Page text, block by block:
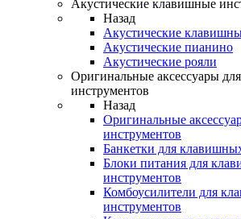
Акустические клавишные
Назад
Акустические
Акустические пианино
Акустические рояли
Оригинальные аксессуары
инструментов
Назад
Оригинальные
инструментов
Банкетки для
Блоки питания для
инструментов
Комбоусилители для
инструментов